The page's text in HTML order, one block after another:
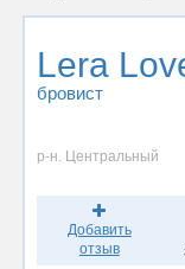
Lera
бровист
р-н. Центральный
Добавить
отзыв